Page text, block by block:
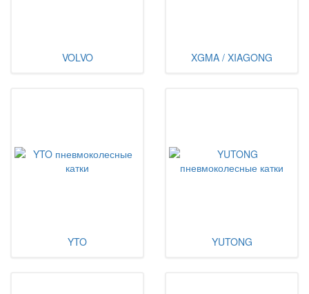
VOLVO XGMA / XIAGONG
YTO YUTONG